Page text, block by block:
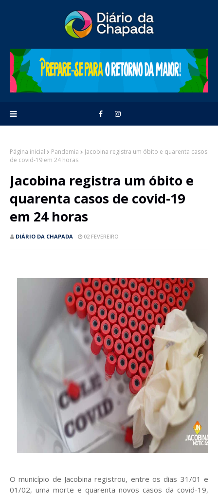
Página inicial Pandemia
Jacobina registra um óbito e quarenta casos
de covid-19 em 24 horas
Jacobina registra um óbito e
quarenta casos de covid-19
em 24 horas
DIÁRIO DA CHAPADA 02 FEVEREIRO
O município de Jacobina registrou, entre os dias 31/01 e
01/02, uma morte e quarenta novos casos da covid-19,